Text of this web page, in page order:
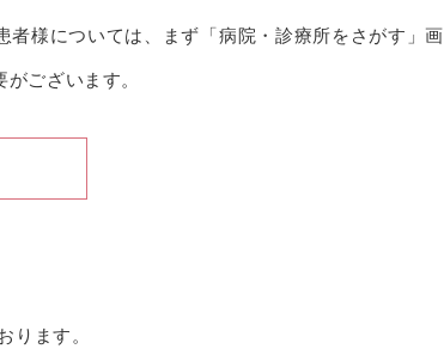
様については、まず「病院・診療所をさがす」画
ございます。
ます。